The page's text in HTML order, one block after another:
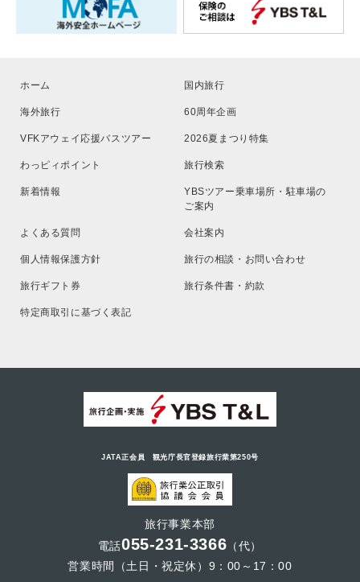
ホーム 国内旅行
海外旅行 60周年企画
VFKアウェイ応援バスツアー 2026夏まつり特集
わっピィポイント 旅行検索
新着情報
YBSツアー乗車場所・駐車場の
ご案内
よくある質問 会社案内
個人情報保護方針 旅行の相談・お問い合わせ
旅行ギフト券 旅行条件書・約款
特定商取引に基づく表記
JATA正会員 観光庁長官登録旅行業第250号
旅行事業本部
電話055-231-3366 （代）
営業時間（土日・祝定休）9：00～17：00